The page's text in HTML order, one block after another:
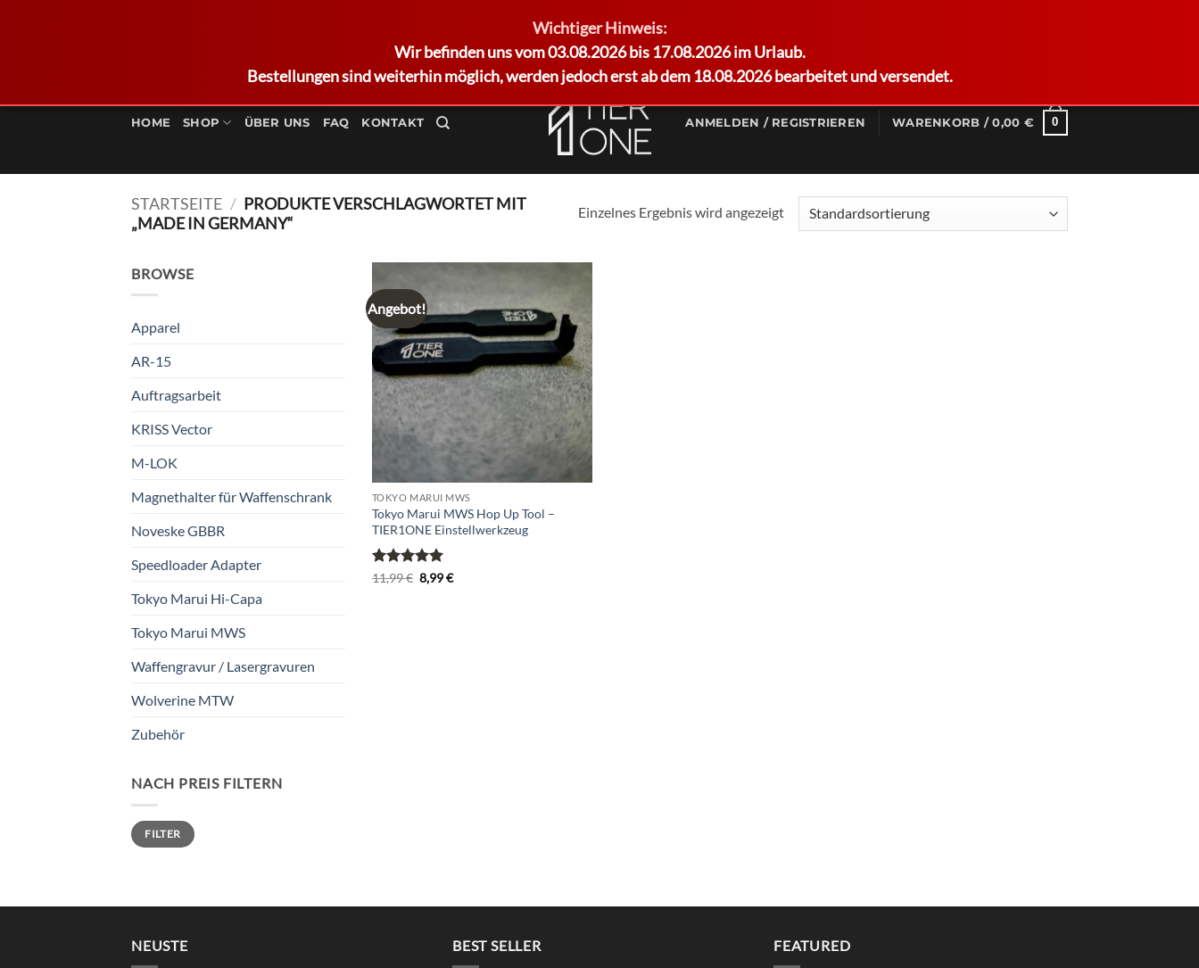
Wichtiger Hinweis:
Wir befinden uns vom 03.08.2026 bis 17.08.2026 im Urlaub.
Bestellungen sind weiterhin möglich, werden jedoch erst ab dem 18.08.2026 bearbeitet und versendet.
Inhalt
HOME SHOP ÜBER UNS FAQ KONTAKT ANMELDEN / REGISTRIEREN WARENKORB /0,00 € 0
STARTSEITE / PRODUKTE VERSCHLAGWORTET MIT
„MADE IN GERMANY“
Einzelnes Ergebnis wird angezeigt
BROWSE
Apparel
AR-15
Auftragsarbeit
KRISS Vector
M-LOK
Magnethalter für Waffenschrank
Noveske GBBR
Speedloader Adapter
Tokyo Marui Hi-Capa
Tokyo Marui MWS
Waffengravur / Lasergravuren
Wolverine MTW
Zubehör
NACH PREIS FILTERN
Min.
Preis
Max.
PreisFILTER
Angebot!
Add to
wishlist
TOKYO MARUI MWS
Tokyo Marui MWS Hop Up Tool –
TIER1ONE Einstellwerkzeug
Bewertet
11,99€ Ursprünglicher
Preis
8,99€Aktueller
NEUSTE BEST SELLER FEATURED